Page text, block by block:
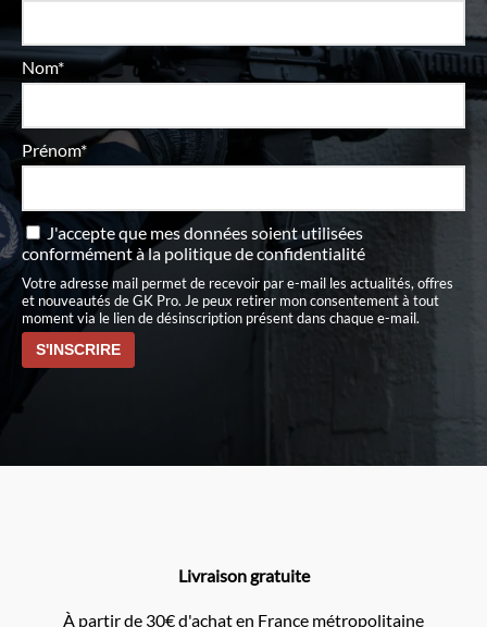
Nom*
Prénom*
J'accepte que mes données soient utilisées
conformément àla politique de confidentialité
Votre adresse mail permet de recevoir par e-mail les actualités, offres
et nouveautés de GK Pro. Je peux retirer mon consentement à tout
moment via le lien de désinscription présent dans chaque e-mail.
Livraison gratuite
À partir de 30€ d'achat en France métropolitaine